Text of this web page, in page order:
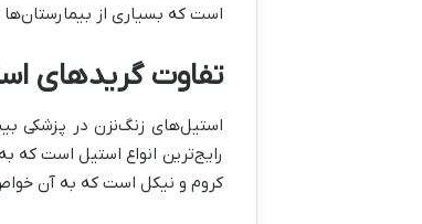
است که بسیاری از بیمارستان‌ها
تفاوت گریدهای استیل
رایج‌ترین انواع استیل است که
کروم و نیکل است که به آن